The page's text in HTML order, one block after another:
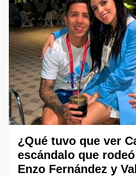
¿Qué tuvo que ver
escándalo que
Enzo Fernández y